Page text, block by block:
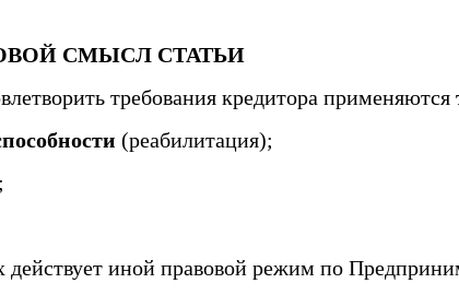
СМЫСЛ СТАТЬИ
требования кредитора применяются
(реабилитация);
;
иной правовой режим по